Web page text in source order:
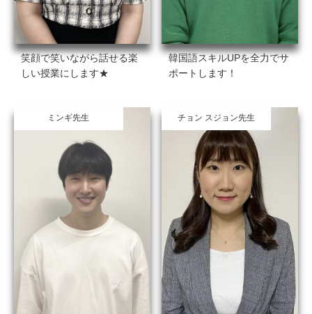
笑顔で笑いながら話せる楽
しい授業にします★
韓国語スキルUPを全力でサ
ポートします！
ミンギ先生 チョン スジョン先生